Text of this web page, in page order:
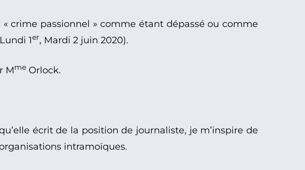
crime passionnel » comme étant dépassé ou comme
1er, Mardi 2 juin 2020).
Mme Orlock.
écrit de la position de journaliste, je m’inspire de
intramoïques.